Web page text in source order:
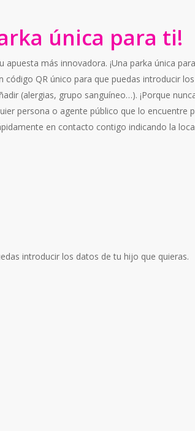
única para ti!
apuesta más innovadora. ¡Una parka única
QR único para que puedas introducir
(alergias, grupo sanguíneo…). ¡Porque
persona o agente público que lo encuentre
en contacto contigo indicando la
introducir los datos de tu hijo que quieras.